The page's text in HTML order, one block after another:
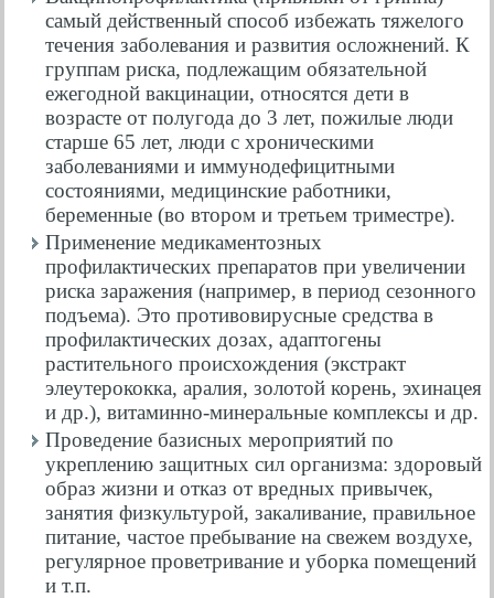
самый действенный способ избежать тяжелого
течения заболевания и развития осложнений. К
группам риска, подлежащим обязательной
ежегодной вакцинации, относятся дети в
возрасте от полугода до 3 лет, пожилые люди
старше 65 лет, люди с хроническими
заболеваниями и иммунодефицитными
состояниями, медицинские работники,
беременные (во втором и третьем триместре).
Применение медикаментозных
профилактических препаратов при увеличении
риска заражения (например, в период сезонного
подъема). Это противовирусные средства в
профилактических дозах, адаптогены
растительного происхождения (экстракт
элеутерококка, аралия, золотой корень, эхинацея
и др.), витаминно-минеральные комплексы и др.
Проведение базисных мероприятий по
укреплению защитных сил организма: здоровый
образ жизни и отказ от вредных привычек,
занятия физкультурой, закаливание, правильное
питание, частое пребывание на свежем воздухе,
регулярное проветривание и уборка помещений
и т.п.